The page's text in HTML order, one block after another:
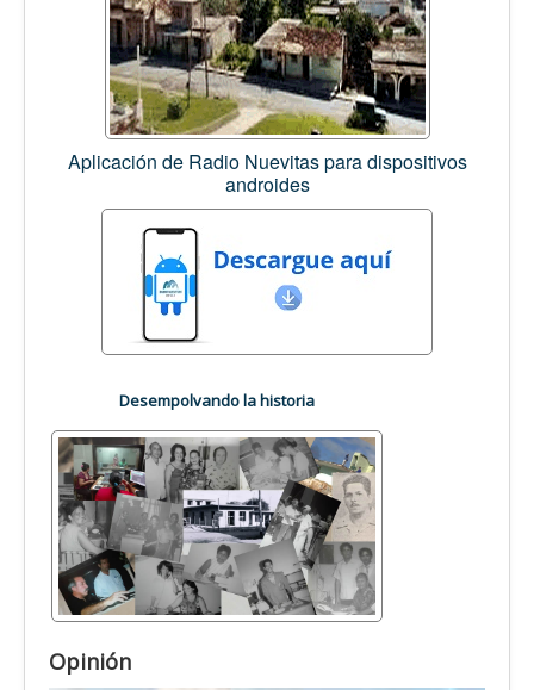
Aplicación de Radio Nuevitas para dispositivos
androides
Desempolvando la historia
Opinión